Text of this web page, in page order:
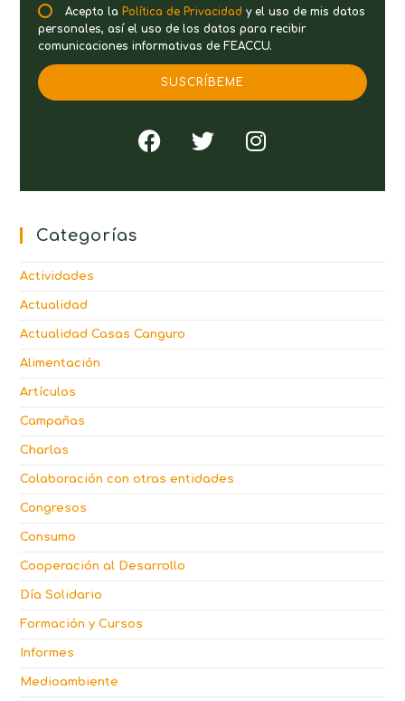
Acepto la Política de Privacidad y el uso de mis datos
personales, así el uso de los datos para recibir
comunicaciones informativas de FEACCU.
SUSCRÍBEME
Categorías
Actividades
Actualidad
Actualidad Casas Canguro
Alimentación
Artículos
Campañas
Charlas
Colaboración con otras entidades
Congresos
Consumo
Cooperación al Desarrollo
Día Solidario
Formación y Cursos
Informes
Medioambiente